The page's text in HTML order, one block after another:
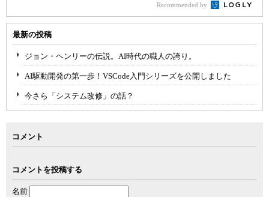
Recommended by
最新の投稿
ジョン・ヘンリーの伝説。AI時代の職人の誇り。
AI駆動開発の第一歩！VSCode入門シリーズを公開しました
今さら「システム改修」の話？
コメント
コメントを投稿する
名前